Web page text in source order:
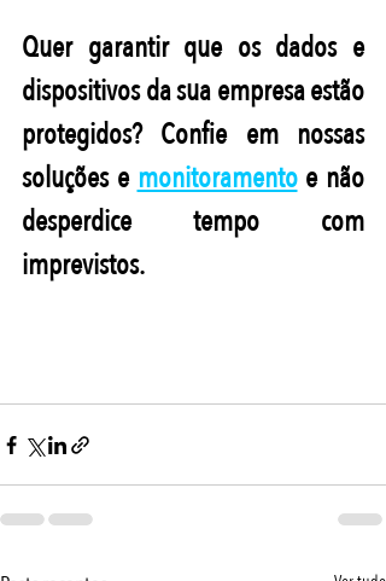
Quer garantir que os dados e
dispositivos da sua empresa estão
protegidos? Confie em nossas
soluções e monitoramento e não
desperdice tempo com
imprevistos.